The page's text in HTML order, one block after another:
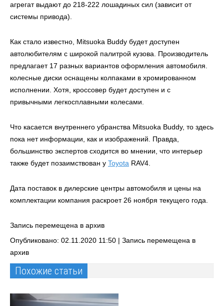
агрегат выдают до 218-222 лошадиных сил (зависит от
системы привода).
Как стало известно, Mitsuoka Buddy будет доступен
автолюбителям с широкой палитрой кузова. Производитель
предлагает 17 разных вариантов оформления автомобиля.
колесные диски оснащены колпаками в хромированном
исполнении. Хотя, кроссовер будет доступен и с
привычными легкосплавными колесами.
Что касается внутреннего убранства Mitsuoka Buddy, то здесь
пока нет информации, как и изображений. Правда,
большинство экспертов сходится во мнении, что интерьер
также будет позаимствован у Toyota RAV4.
Дата поставок в дилерские центры автомобиля и цены на
комплектации компания раскроет 26 ноября текущего года.
Запись перемещена в архив
Опубликовано: 02.11.2020 11:50 | Запись перемещена в
архив
Похожие статьи